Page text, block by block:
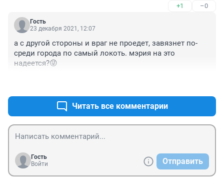
+1 –0
Гость
23 декабря 2021, 12:07
а с другой стороны и враг не проедет, завязнет по-
среди города по самый локоть. мэрия на это
надеется?😜
Читать все комментарии
Гость
Войти
Отправить